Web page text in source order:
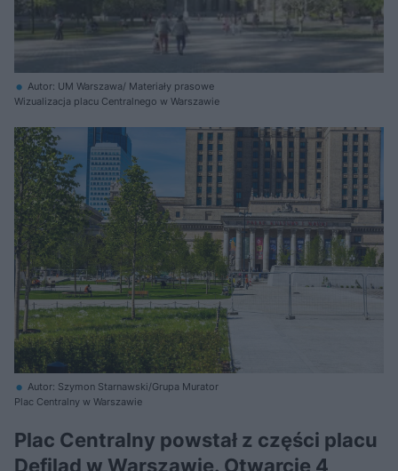
Autor: UM Warszawa/ Materiały prasowe
Wizualizacja placu Centralnego w Warszawie
Autor: Szymon Starnawski/Grupa Murator
Plac Centralny w Warszawie
Plac Centralny powstał z części placu
Defilad w Warszawie. Otwarcie 4